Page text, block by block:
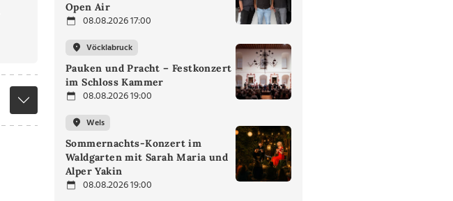
Open Air
08.08.2026 17:00
Vöcklabruck
Pauken und Pracht – Festkonzert
im Schloss Kammer
08.08.2026 19:00
Wels
Sommernachts-Konzert im
Waldgarten mit Sarah Maria und
Alper Yakin
08.08.2026 19:00